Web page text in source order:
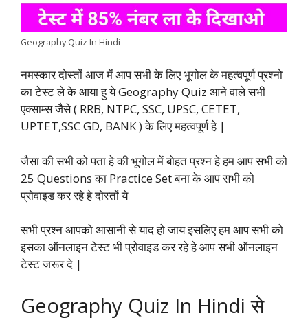
k
p
n
m
k
Geography Quiz In Hindi
नमस्कार दोस्तों आज में आप सभी के लिए भूगोल के महत्वपूर्ण प्रश्नो
का टेस्ट ले के आया हु ये Geography Quiz आने वाले सभी
एक्साम्स जैसे ( RRB, NTPC, SSC, UPSC, CETET,
UPTET,SSC GD, BANK ) के लिए महत्वपूर्ण हे |
जैसा की सभी को पता हे की भूगोल में बोहत प्रश्न हे हम आप सभी को
25 Questions का Practice Set बना के आप सभी को
प्रोवाइड कर रहे हे दोस्तों ये
सभी प्रश्न आपको आसानी से याद हो जाय इसलिए हम आप सभी को
इसका ऑनलाइन टेस्ट भी प्रोवाइड कर रहे हे आप सभी ऑनलाइन
टेस्ट जरूर दे |
Geography Quiz In Hindi से